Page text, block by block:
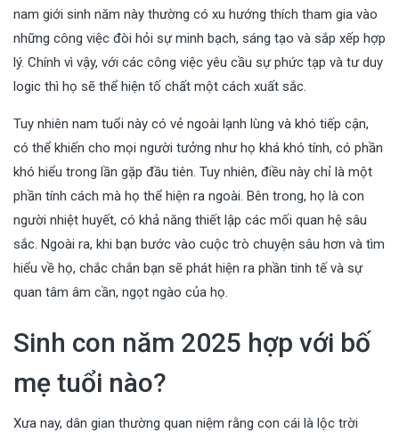
nam giới sinh năm này thường có xu hướng thích tham gia vào
những công việc đòi hỏi sự minh bạch, sáng tạo và sắp xếp hợp
lý. Chính vì vậy, với các công việc yêu cầu sự phức tạp và tư duy
logic thì họ sẽ thể hiện tố chất một cách xuất sắc.
Tuy nhiên nam tuổi này có vẻ ngoài lạnh lùng và khó tiếp cận,
có thể khiến cho mọi người tưởng như họ khá khó tính, có phần
khó hiểu trong lần gặp đầu tiên. Tuy nhiên, điều này chỉ là một
phần tính cách mà họ thể hiện ra ngoài. Bên trong, họ là con
người nhiệt huyết, có khả năng thiết lập các mối quan hệ sâu
sắc. Ngoài ra, khi bạn bước vào cuộc trò chuyện sâu hơn và tìm
hiểu về họ, chắc chắn bạn sẽ phát hiện ra phần tinh tế và sự
quan tâm âm cần, ngọt ngào của họ.
Sinh con năm 2025 hợp với bố
mẹ tuổi nào?
Xưa nay, dân gian thường quan niệm rằng con cái là lộc trời